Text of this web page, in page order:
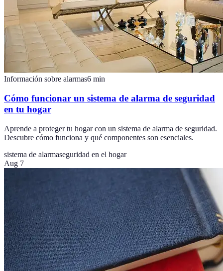
Información sobre alarmas6 min
Cómo funcionar un sistema de alarma de seguridad
en tu hogar
Aprende a proteger tu hogar con un sistema de alarma de seguridad.
Descubre cómo funciona y qué componentes son esenciales.
sistema de alarmaseguridad en el hogar
Aug 7